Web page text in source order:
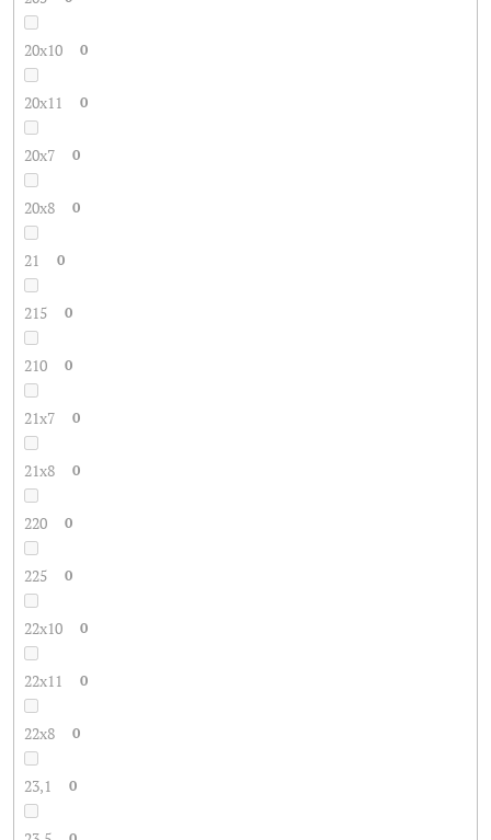
20x10 0
20x11 0
20x7 0
20x8 0
21 0
215 0
210 0
21x7 0
21x8 0
220 0
225 0
22x10 0
22x11 0
22x8 0
23,1 0